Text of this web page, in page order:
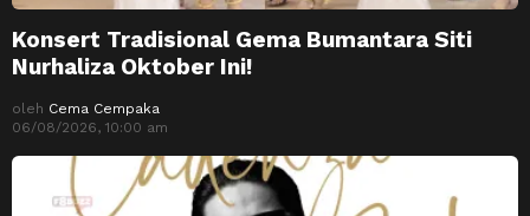
Konsert Tradisional Gema Bumantara Siti
Nurhaliza Oktober Ini!
oleh Cema Cempaka
06/08/2026, 10:00 am